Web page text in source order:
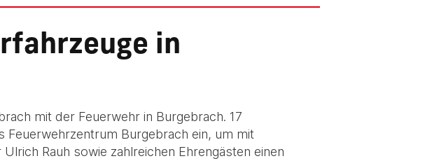
in
mit der Feuerwehr in Burgebrach. 17
Feuerwehrzentrum Burgebrach ein, um mit
Rauh sowie zahlreichen Ehrengästen einen